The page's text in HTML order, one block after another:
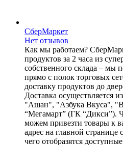
СберМаркет
Нет отзывов
Как мы работаем?
продуктов за 2 часа из
собственного склада – мы
прямо с полок торговых
доставку продуктов до
Доставка осуществляется
"Ашан", "Азбука Вкуса",
“Мегамарт” (ГК “Дикси”).
можем привезти товары к
адрес на главной
чего отобразятся